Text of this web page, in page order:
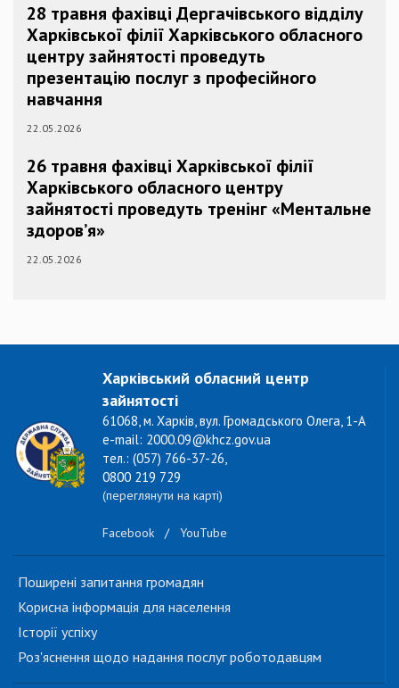
28 травня фахівці Дергачівського відділу
Харківської філії Харківського обласного
центру зайнятості проведуть
презентацію послуг з професійного
навчання
22.05.2026
26 травня фахівці Харківської філії
Харківського обласного центру
зайнятості проведуть тренінг «Ментальне
здоров’я»
22.05.2026
Харківський обласний центр
зайнятості
61068, м. Харків, вул. Громадського Олега, 1-А
e-mail: 2000.09@khcz.gov.ua
тел.: (057) 766-37-26,
0800 219 729
(переглянути на карті)
Facebook / YouTube
Поширені запитання громадян
Корисна інформація для населення
Історії успіху
Роз'яснення щодо надання послуг роботодавцям